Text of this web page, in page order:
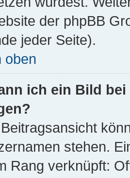
der phpBB
jeder Seite).
oben
ich ein Bild
stehen.
Rang verknüpft: